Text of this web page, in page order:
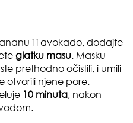
i i avokado, dodajte
glatku masu. Masku
prethodno očistili, i umili
otvorili njene pore.
10 minuta, nakon